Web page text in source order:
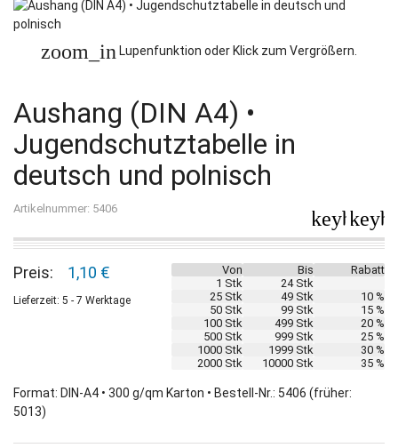
zoom_in Lupenfunktion oder Klick zum Vergrößern.
Aushang (DIN A4) •
Jugendschutztabelle in
deutsch und polnisch
Artikelnummer: 5406
Von Bis
Rabatt
1 Stk
24 Stk
25 Stk
49 Stk
10 %
50 Stk
99 Stk
15 %
100 Stk
499 Stk
20 %
500 Stk
999 Stk
25 %
1000 Stk
1999 Stk
30 %
2000 Stk
10000 Stk 35 %
Preis: 1,10 €
Lieferzeit: 5 - 7 Werktage
Format: DIN-A4 • 300 g/qm Karton • Bestell-Nr.: 5406 (früher:
5013)